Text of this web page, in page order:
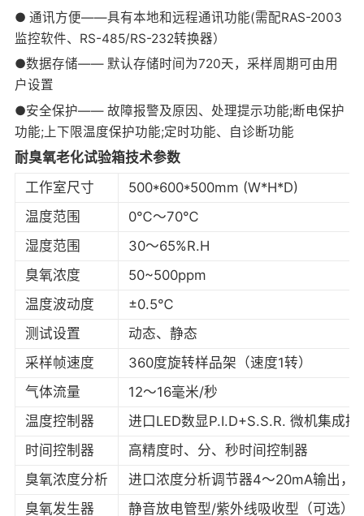
● 通讯方便——具有本地和远程通讯功能(需配RAS-2003
监控软件、RS-485/RS-232转换器）
●数据存储—— 默认存储时间为720天，采样周期可由用
户设置
●安全保护—— 故障报警及原因、处理提示功能;断电保护
功能;上下限温度保护功能;定时功能、自诊断功能
耐臭氧老化试验箱技术参数
工作室尺寸
500*600*500mm (W*H*D)
温度范围
0℃～70℃
湿度范围
30～65%R.H
臭氧浓度
50~500ppm
温度波动度
±0.5℃
测试设置
动态、静态
采样帧速度
360度旋转样品架（速度1转）
气体流量
12～16毫米/秒
温度控制器
进口LED数显P.I.D+S.S.R. 微机集成控
时间控制器
高精度时、分、秒时间控制器
臭氧浓度分析
进口浓度分析调节器4～20mA输出，
臭氧发生器
静音放电管型/紫外线吸收型（可选）